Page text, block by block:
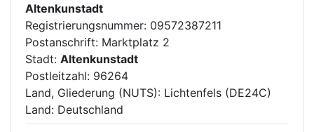
Altenkunstadt
Registrierungsnummer: 09572387211
Postanschrift: Marktplatz 2
Stadt: Altenkunstadt
Postleitzahl: 96264
Land, Gliederung (NUTS): Lichtenfels (DE24C)
Land: Deutschland